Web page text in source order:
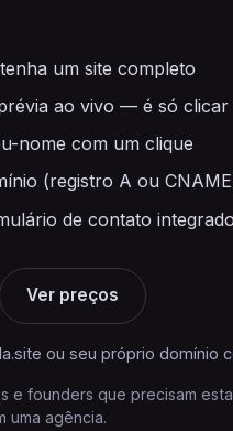
um site completo
ao vivo — é só clicar
nome com um clique
(registro A ou
de contato integrado
Ver preços
ou seu próprio domínio
e founders que precisam
uma agência.